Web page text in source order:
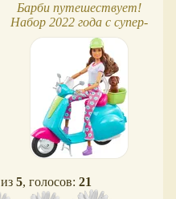
Барби путешествует!
Набор 2022 года с супер-
подвижной куклой и
скутером
из 5, голосов: 21